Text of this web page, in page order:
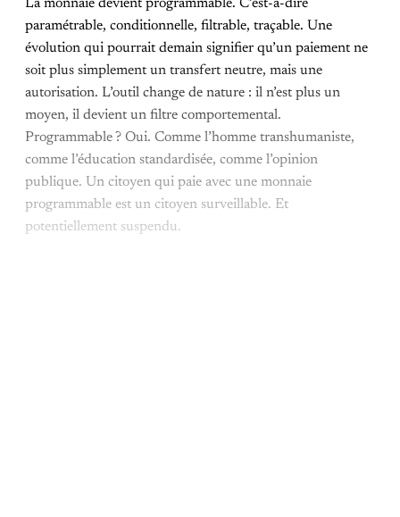
La monnaie devient programmable. C’est-à-dire
paramétrable, conditionnelle, filtrable, traçable. Une
évolution qui pourrait demain signifier qu’un paiement ne
soit plus simplement un transfert neutre, mais une
autorisation. L’outil change de nature : il n’est plus un
moyen, il devient un filtre comportemental.
Programmable ? Oui. Comme l’homme transhumaniste,
comme l’éducation standardisée, comme l’opinion
publique. Un citoyen qui paie avec une monnaie
programmable est un citoyen surveillable. Et
potentiellement suspendu.